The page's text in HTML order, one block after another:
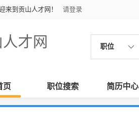
来到贡山人才网！ 请登录
才网 职位
页 职位搜索 简历中心